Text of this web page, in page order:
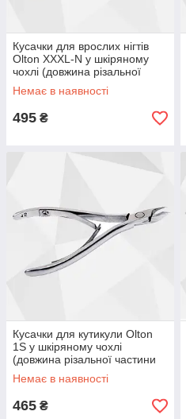
Кусачки для врослих нігтів
Olton XXXL-N у шкіряному
чохлі (довжина різальної
частини 18 мм)
Немає в наявності
495 ₴
Кусачки для кутикули Olton
1S у шкіряному чохлі
(довжина різальної частини
11 мм)
Немає в наявності
465 ₴